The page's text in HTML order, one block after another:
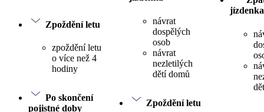
Zpoždění letu
zpoždění letu
o více než 4
hodiny
Po skončení
pojistné doby
návrat
dospělých
osob
návrat
nezletilých
dětí domů
Zpoždění letu
jízdenka